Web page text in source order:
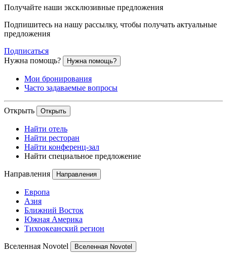
Получайте наши эксклюзивные предложения
Подпишитесь на нашу рассылку, чтобы получать актуальные
предложения
Подписаться
Нужна помощь?
Нужна помощь?
Мои бронирования
Часто задаваемые вопросы
Открыть Открыть
Найти отель
Найти ресторан
Найти конференц-зал
Найти специальное предложение
Направления Направления
Европа
Азия
Ближний Восток
Южная Америка
Тихоокеанский регион
Вселенная Novotel Вселенная Novotel